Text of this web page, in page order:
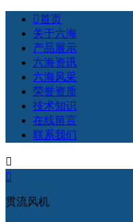
首页
关于六海
产品展示
六海资讯
六海风采
荣誉资质
技术知识
在线留言
联系我们


贯流风机